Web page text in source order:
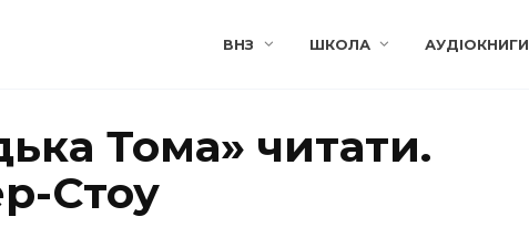
ВНЗ ШКОЛА АУДІОКНИГИ
Тома» читати.
Стоу